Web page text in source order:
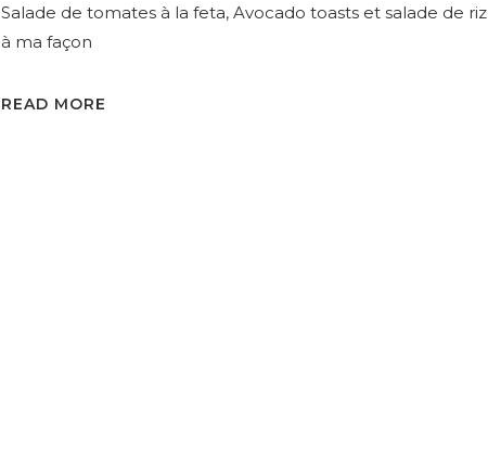
Salade de tomates à la feta, Avocado toasts et salade de riz
à ma façon
READ MORE